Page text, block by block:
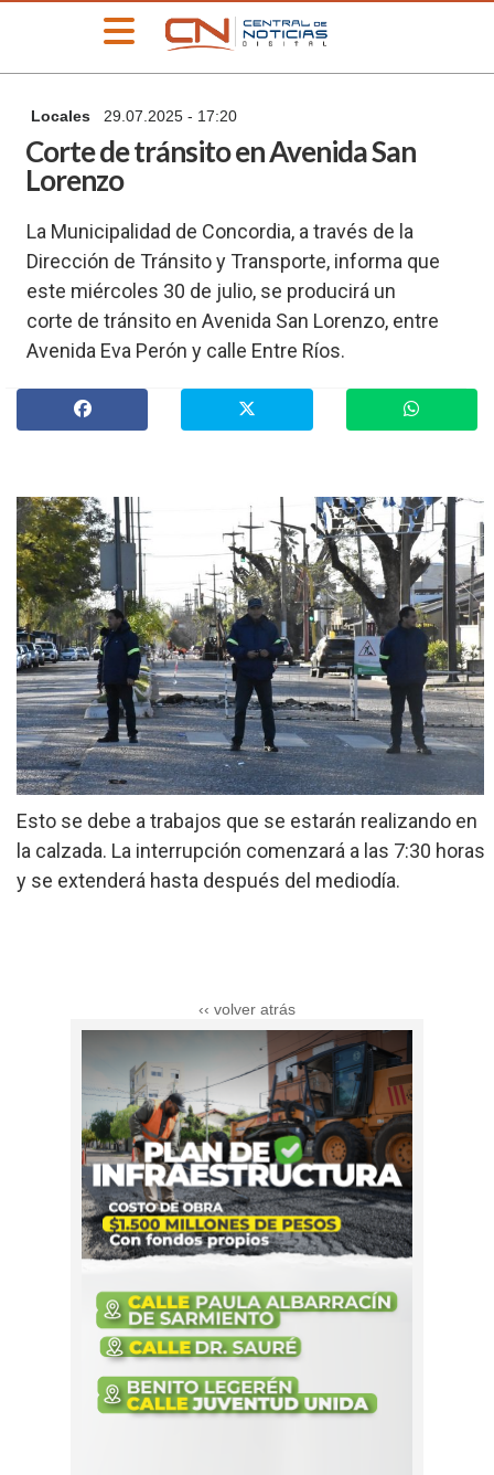
PORTADA
Deportes
Educación
Información
General
Nacionales
»
Provinciales
»
Salud
»
Cultura
»
Economía
»
Espectáculos
»
Internacionales
»
Judiciales
Locales 29.07.2025 - 17:20
Corte de tránsito en Avenida San
Lorenzo
La Municipalidad de Concordia, a través de la
Dirección de Tránsito y Transporte, informa que
este miércoles 30 de julio, se producirá un
corte de tránsito en Avenida San Lorenzo, entre
Avenida Eva Perón y calle Entre Ríos.
Esto se debe a trabajos que se estarán realizando en
la calzada. La interrupción comenzará a las 7:30 horas
y se extenderá hasta después del mediodía.
‹‹ volver atrás